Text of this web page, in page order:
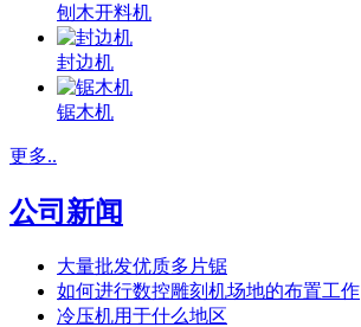
刨木开料机
封边机
锯木机
更多..
公司新闻
大量批发优质多片锯
如何进行数控雕刻机场地的布置工作
冷压机用于什么地区